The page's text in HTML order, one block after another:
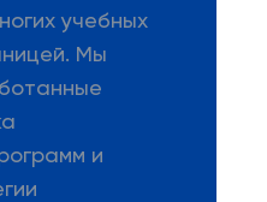
учебных
Мы
и